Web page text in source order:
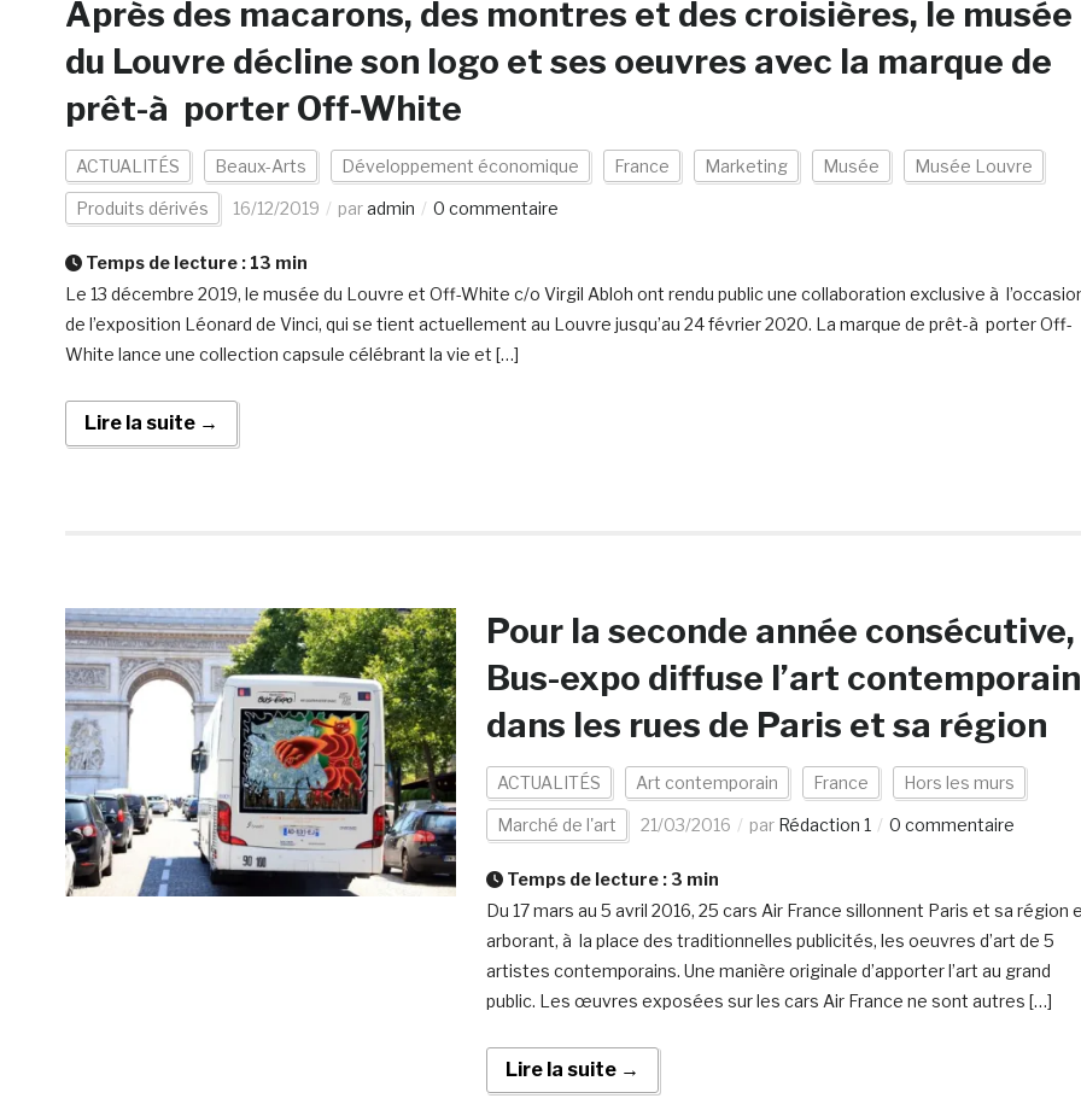
Après des macarons, des montres et des croisières, le musée
du Louvre décline son logo et ses oeuvres avec la marque de
prêt-à porter Off-White
ACTUALITÉS Beaux-Arts Développement économique France Marketing Musée Musée Louvre
Produits dérivés 16/12/2019 paradmin 0 commentaire
Temps de lecture : 13 min
Le 13 décembre 2019, le musée du Louvre et Off-White c/o Virgil Abloh ont rendu public une collaboration exclusive à
de l’exposition Léonard de Vinci, qui se tient actuellement au Louvre jusqu’au 24 février 2020. La marque de prêt-à porter Off-
White lance une collection capsule célébrant la vie et […]
Lire la suite →
Pour la seconde année consécutive,
Bus-expo diffuse l’art contemporain
dans les rues de Paris et sa région
ACTUALITÉS Art contemporain France Hors les murs
Marché de l'art 21/03/2016 par Rédaction 1 0 commentaire
Temps de lecture : 3 min
Du 17 mars au 5 avril 2016, 25 cars Air France sillonnent Paris et sa région
arborant, à la place des traditionnelles publicités, les oeuvres d’art de 5
artistes contemporains. Une manière originale d’apporter l’art au grand
public. Les œuvres exposées sur les cars Air France ne sont autres […]
Lire la suite →